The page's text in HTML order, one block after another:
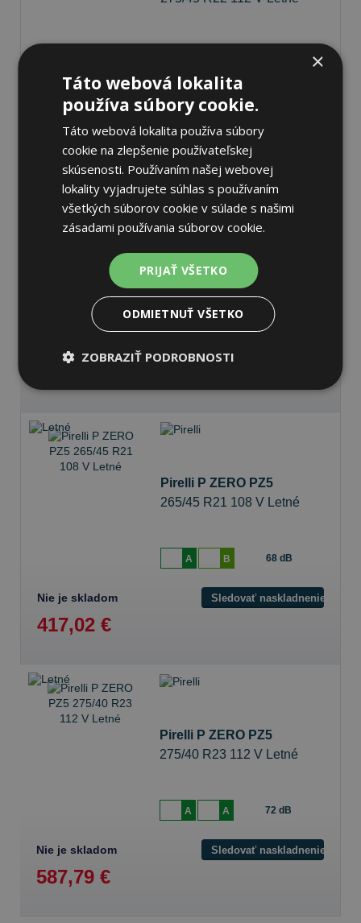
Nie je skladom
276,31 €
Pirelli P ZERO PZ5
255/45 R21 106 V Letné
B 70 dB
Pirelli P ZERO PZ5
265/45 R21 108 V Letné
A B 68 dB
Nie je skladom Sledovať naskladnenie
417,02 €
Pirelli P ZERO PZ5
275/40 R23 112 V Letné
A A 72 dB
Nie je skladom Sledovať naskladnenie
587,79 €
×
Táto webová lokalita
používa súbory cookie.
Táto webová lokalita používa súbory
cookie na zlepšenie používateľskej
skúsenosti. Používaním našej webovej
lokality vyjadrujete súhlas s používaním
všetkých súborov cookie v súlade s našimi
zásadami používania súborov cookie.
PRIJAŤ VŠETKO
ODMIETNUŤ VŠETKO
ZOBRAZIŤ PODROBNOSTI